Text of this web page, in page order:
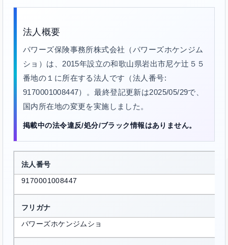
法人概要
パワーズ保険事務所株式会社（パワーズホケンジム
ショ）は、2015年設立の和歌山県岩出市尼ケ辻５５
番地の１に所在する法人です（法人番号:
9170001008447）。最終登記更新は2025/05/29で、
国内所在地の変更を実施しました。
掲載中の法令違反/処分/ブラック情報はありません。
法人番号
9170001008447
フリガナ
パワーズホケンジムショ